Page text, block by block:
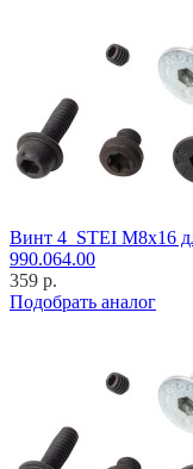
Винт 4_STEI M8x16
990.064.00
359 р.
Подобрать аналог